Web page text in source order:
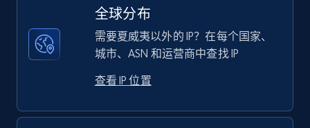
全球分布
需要夏威夷以外的 IP？在每个国家、
城市、ASN 和运营商中查找 IP
查看 IP 位置